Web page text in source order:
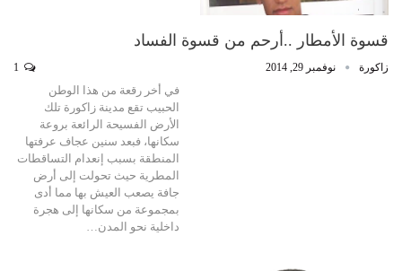
قسوة الأمطار ..أرحم من قسوة الفساد
زاكورة نوفمبر 29, 2014
في أخر رقعة من هذا الوطن
الحبيب تقع مدينة زاكورة تلك
الأرض الفسيحة الرائعة بروعة
سكانها، فبعد سنين عجاف عرفتها
المنطقة بسبب إنعدام التساقطات
المطرية حيث تحولت إلى أرض
جافة يصعب العيش بها مما أدى
بمجموعة من سكانها إلى هجرة
داخلية نحو المدن…